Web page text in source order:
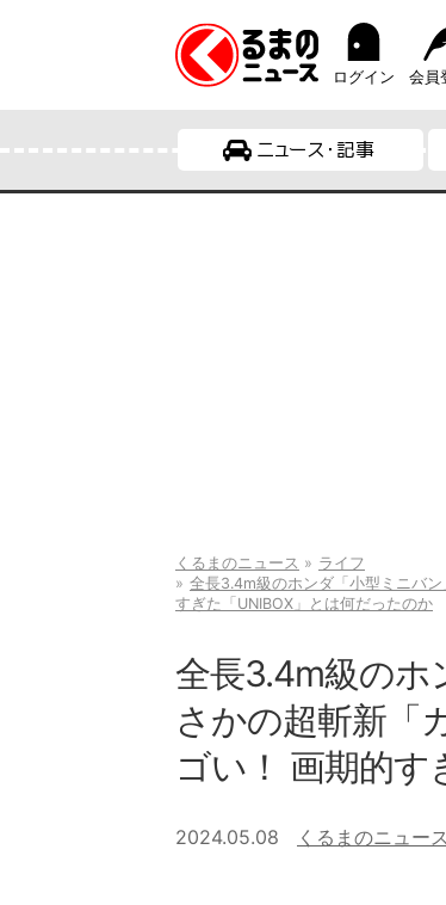
ログイン 会員
ニュース・記事
くるまのニュース
ライフ
全長3.4m級のホンダ「小型ミニバ
すぎた「UNIBOX」とは何だったのか
全長3.4m級のホ
さかの超斬新「
ゴい！ 画期的
2024.05.08 くるまのニュー